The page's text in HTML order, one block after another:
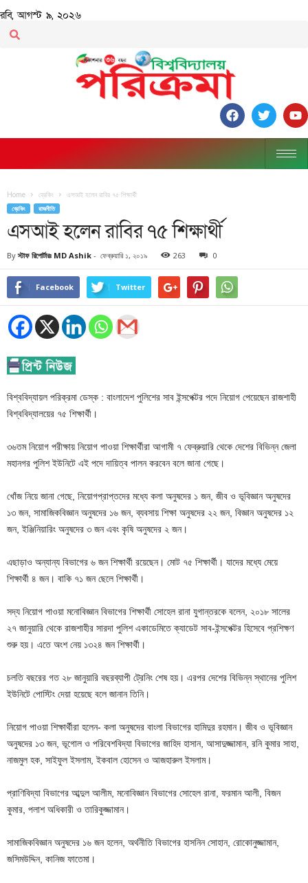
রবি, আগস্ট ৯, ২০২৬
Home ব্রেকিং এসআই হলেন রাবির ৭৫ শিক্ষার্থী
ব্রেকিং রাজনীতি
এসআই হলেন রাবির ৭৫ শিক্ষার্থী
By স্টাফ রিপোর্টারঃ MD Ashik - ফেব্রুয়ারি ১, ২০১৯ 263 0
Facebook Twitter
বিশ্ববিদ্যায়ল পরিক্রমা ডেস্ক : বাংলাদেশ পুলিশের সাব ইন্সপেক্টর পদে নিয়োগ পেয়েছেন রাজশাহী
বিশ্ববিদ্যালয়ের ৭৫ শিক্ষার্থী।
৩৬তম নিয়োগ পরীক্ষায় নিয়োগ পাওয়া শিক্ষার্থীরা আগামী ৭ ফেব্রুয়ারি থেকে দেশের বিভিন্ন জেলা
মহানগর পুলিশ ইউনিটে এই পদে দায়িত্ব পালন করবেন বলে জানা গেছে।
খোঁজ নিয়ে জানা গেছে, নিয়োগপ্রাপ্তদের মধ্যে কলা অনুষদের ১ জন, জীব ও ভূবিজ্ঞান অনুষদের
১৩ জন, সামাজিকবিজ্ঞান অনুষদের ১৬ জন, ব্যবসায় শিক্ষা অনুষদের ২২ জন, বিজ্ঞান অনুষদের ১২
জন, ইঞ্জিনিয়ারিং অনুষদের ৩ জন এবং কৃষি অনুষদের ২ জন।
এছাড়াও অন্যান্য বিভাগের ৬ জন শিক্ষার্থী রয়েছেন। মোট ৭৫ শিক্ষার্থী। যাদের মধ্যে মেয়ে
শিক্ষার্থী ৪ জন। বাকি ৭১ জন ছেলে শিক্ষার্থী।
সদ্য নিয়োগ পাওয়া মনোবিজ্ঞান বিভাগের শিক্ষার্থী সোহেল রানা যুগান্তরকে বলেন, ২০১৮ সালের
২৭ জানুয়ারি থেকে রাজশাহীর সারদা পুলিশ একাডেমিতে ক্যাডেট সাব-ইন্সপেক্টর হিসেবে প্রশিক্ষণ
শুরু হয়। এতে অংশ নেয় ১৩২৪ জন শিক্ষার্থী।
চলতি বছরের গত ২৮ জানুয়ারি বছরব্যাপী ট্রেনিং শেষ হয়। এরপর দেশের বিভিন্ন স্থানের পুলিশ
ইউনিটে পোস্টিং দেয়া হয়েছে বলে জানান তিনি।
নিয়োগ পাওয়া শিক্ষার্থীরা হলেন- কলা অনুষদের বাংলা বিভাগের হামিদুর রহমান। জীব ও ভূবিজ্ঞান
অনুষদের ১৩ জন, ভূগোল ও পরিবেশবিদ্যা বিভাগের জাহিদ হাসান, আসাদুজ্জামান, রনি কুমার সাহা,
নাজমুল হক, সাইফুল ইসলাম, ইকবাল হোসেন ও আজহারুল ইসলাম।
প্রাণিবিদ্যা বিভাগের আব্দুল আলীম, মনোবিজ্ঞান বিভাগের সোহেল রানা, ফরমান আলী, বিজন
কুমার, পলাশ অধিকারী ও তারিকুজ্জামান।
সামাজিকবিজ্ঞান অনুষদের ১৬ জন হলেন, অর্থনীতি বিভাগের হাসনিন সোহান, রোকোনুজ্জামান,
জসিমউদ্দিন, কানিজ ফাতেমা।